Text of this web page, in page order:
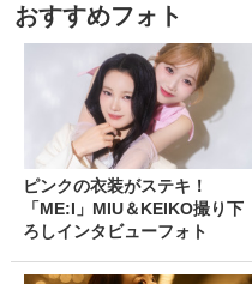
おすすめフォト
ピンクの衣装がステキ！
「ME:I」MIU＆KEIKO撮り下
ろしインタビューフォト